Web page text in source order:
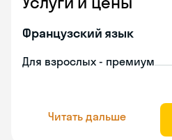
Французский язык
Для взрослых - премиум
Читать дальше